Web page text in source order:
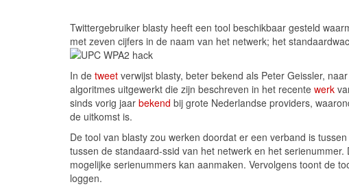
Twittergebruiker blasty heeft een tool beschikbaar gesteld
met zeven cijfers in de naam van het netwerk; het
In de tweet verwijst blasty, beter bekend als Peter Geissler,
algoritmes uitgewerkt die zijn beschreven in het recente werk
sinds vorig jaar bekend bij grote Nederlandse providers,
de uitkomst is.
De tool van blasty zou werken doordat er een verband is
tussen de standaard-ssid van het netwerk en het
mogelijke serienummers kan aanmaken. Vervolgens toont de
loggen.